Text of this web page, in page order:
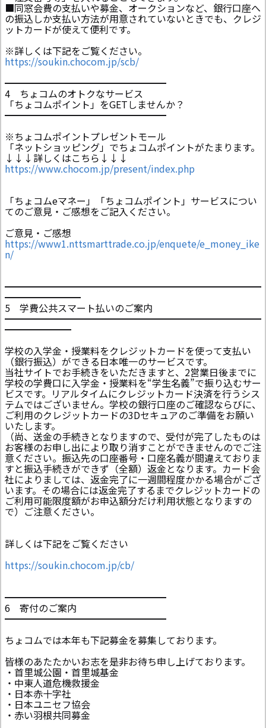
■同窓会費の支払いや募金、オークションなど、銀行口座へ
の振込しか支払い方法が用意されていないときでも、クレジ
ットカードが使えて便利です。
※詳しくは下記をご覧ください。
https://soukin.chocom.jp/scb/
━━━━━━━━━━━━━━━━━
4 ちょコムのオトクなサービス
「ちょコムポイント」をGETしませんか？
━━━━━━━━━━━━━━━━━
※ちょコムポイントプレゼントモール
「ネットショッピング」でちょコムポイントがたまります。
↓↓↓詳しくはこちら↓↓↓
https://www.chocom.jp/present/index.php
「ちょコムeマネー」「ちょコムポイント」サービスについ
てのご意見・ご感想をご記入ください。
ご意見・ご感想
https://www1.nttsmarttrade.co.jp/enquete/e_money_ike
n/
━━━━━━━━━━━━━━━━━━━━━━━━━━━
━━━━━━━━
5 学費公共スマート払いのご案内
━━━━━━━━━━━━━━━━━━━━━━━━━━━
━━━━━━━
学校の入学金・授業料をクレジットカードを使って支払い
（銀行振込）ができる日本唯一のサービスです。
当社サイトでお手続きをいただきますと、2営業日後までに
学校の学費口に入学金・授業料を“学生名義”で振り込むサー
ビスです。リアルタイムにクレジットカード決済を行うシス
テムではございません。学校の銀行口座のご確認ならびに、
ご利用のクレジットカードの3Dセキュアのご準備をお願い
いたします。
（尚、送金の手続きとなりますので、受付が完了したものは
お客様のお申し出により取り消すことができませんのでご注
意ください。振込先の口座番号・口座名義が間違えておりま
すと振込手続きができず（全額）返金となります。カード会
社によりましては、返金完了に一週間程度かかる場合がござ
います。その場合には返金完了するまでクレジットカードの
ご利用可能限度額がお申込額分だけ利用状態となりますの
で）ご注意ください。
詳しくは下記をご覧ください
https://soukin.chocom.jp/cb/
━━━━━━━━━━━━━━━━━
6 寄付のご案内
━━━━━━━━━━━━━━━━━
ちょコムでは本年も下記募金を募集しております。
皆様のあたたかいお志を是非お待ち申し上げております。
・首里城公園・首里城基金
・中東人道危機救援金
・日本赤十字社
・日本ユニセフ協会
・赤い羽根共同募金